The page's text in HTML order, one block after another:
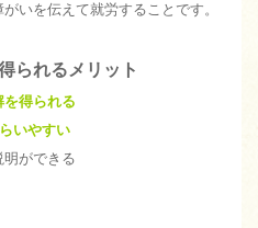
いを伝えて就労することです。
られるメリット
得られる
いやすい
明ができる